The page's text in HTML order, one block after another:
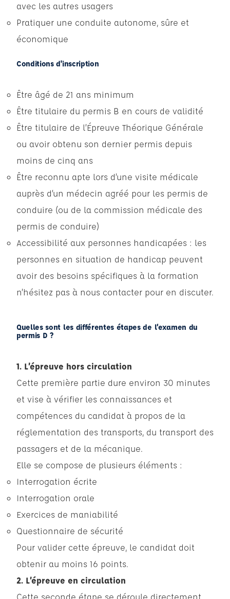
avec les autres usagers
Pratiquer une conduite autonome, sûre et
économique
Conditions d'inscription
Être âgé de 21 ans minimum
Être titulaire du permis B en cours de validité
Être titulaire de l’Épreuve Théorique Générale
ou avoir obtenu son dernier permis depuis
moins de cinq ans
Être reconnu apte lors d’une visite médicale
auprès d’un médecin agréé pour les permis de
conduire (ou de la commission médicale des
permis de conduire)
Accessibilité aux personnes handicapées : les
personnes en situation de handicap peuvent
avoir des besoins spécifiques à la formation
n’hésitez pas à nous contacter pour en discuter.
Quelles sont les différentes étapes de l’examen du
permis D ?
1. L’épreuve hors circulation
Cette première partie dure environ 30 minutes
et vise à vérifier les connaissances et
compétences du candidat à propos de la
réglementation des transports, du transport des
passagers et de la mécanique.
Elle se compose de plusieurs éléments :
Interrogation écrite
Interrogation orale
Exercices de maniabilité
Questionnaire de sécurité
Pour valider cette épreuve, le candidat doit
obtenir au moins 16 points.
2. L’épreuve en circulation
Cette seconde étape se déroule directement